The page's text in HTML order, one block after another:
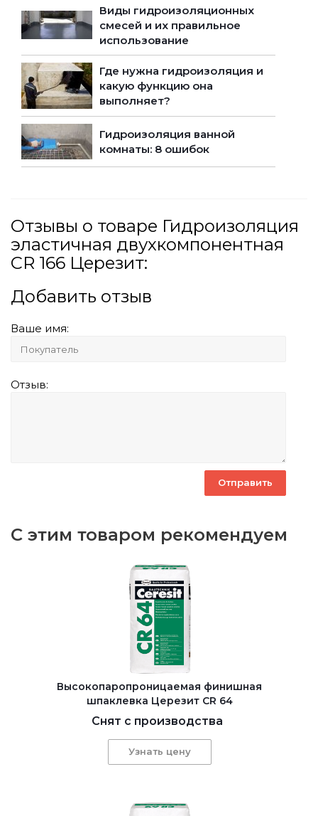
Виды гидроизоляционных
смесей и их правильное
использование
Где нужна гидроизоляция и
какую функцию она
выполняет?
Гидроизоляция ванной
комнаты: 8 ошибок
Отзывы о товаре Гидроизоляция
эластичная двухкомпонентная
CR 166 Церезит:
Добавить отзыв
Ваше имя:
Отзыв:
С этим товаром рекомендуем
Высокопаропроницаемая финишная
шпаклевка Церезит CR 64
Снят с производства
Узнать цену